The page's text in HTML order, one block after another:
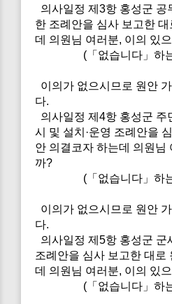
의사일정 제3항 홍성군 공
한 조례안을 심사 보고한
데 의원님 여러분, 이의 있
(「없습니다」하
이의가 없으시므로 원안
다.
의사일정 제4항 홍성군 주
시 및 설치·운영 조례안을
안 의결코자 하는데 의원님
까?
(「없습니다」하
이의가 없으시므로 원안
다.
의사일정 제5항 홍성군 군
조례안을 심사 보고한 대로
데 의원님 여러분, 이의 있
(「없습니다」하